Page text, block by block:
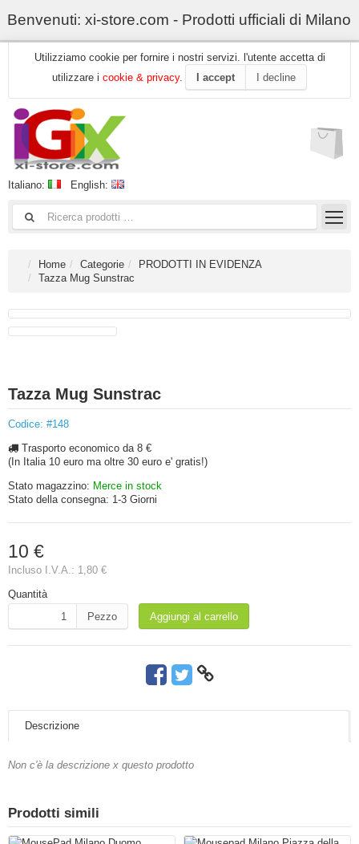
Benvenuti: xi-store.com - Prodotti ufficiali di Milano
Utilizziamo cookie per fornire i nostri servizi. l'utente accetta di
utilizzare i cookie & privacy. I accept I decline
Italiano: English:
Home Categorie
PRODOTTI IN EVIDENZA
Tazza Mug Sunstrac
Tazza Mug Sunstrac
Codice: #148
Trasporto economico da 8 €
(In Italia 10 euro ma oltre 30 euro e' gratis!)
Stato magazzino: Merce in stock
Stato della consegna: 1-3 Giorni
10 €
Incluso I.V.A.: 1,80 €
Quantità
Pezzo
Aggiungi al carrello
Descrizione
Non c'è la descrizione x questo prodotto
Prodotti simili